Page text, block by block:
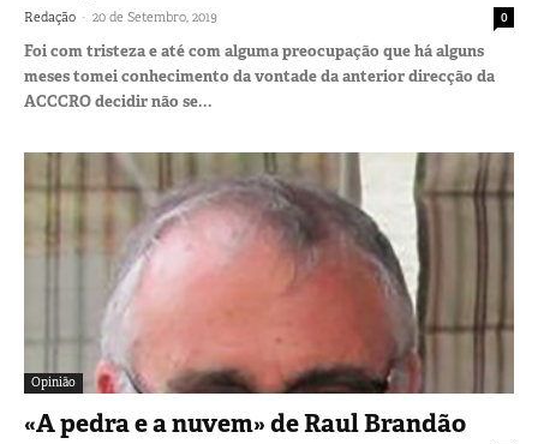
Redação - 20 de Setembro, 2019 0
Foi com tristeza e até com alguma preocupação que há alguns
meses tomei conhecimento da vontade da anterior direcção da
ACCCRO decidir não se...
Opinião
«A pedra e a nuvem» de Raul Brandão